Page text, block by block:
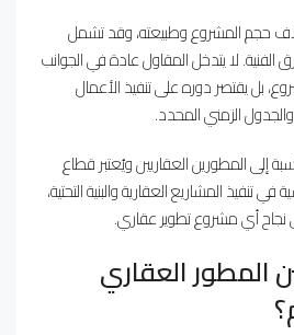
حجم المشروع وطبيعته، وقد تشمل
الفنية. لا يتدخل المقاول عادة في الجوانب
بل يقتصر دوره على تنفيذ الأعمال
الزمني المحدد.
إلى المطورين العقاريين ويُعتبر قطاع
تنفيذ المشاريع العقارية والبنية التحتية،
نجاح أي مشروع تطوير عقاري.
المطور العقاري